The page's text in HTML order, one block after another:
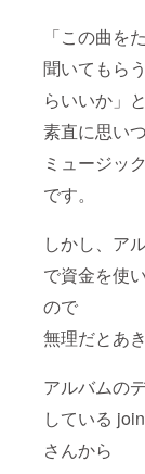
「この曲を
聞いてもら
らいいか」
素直に思い
ミュージッ
です。
しかし、ア
で資金を使
ので
無理だとあ
アルバムの
している
さんから